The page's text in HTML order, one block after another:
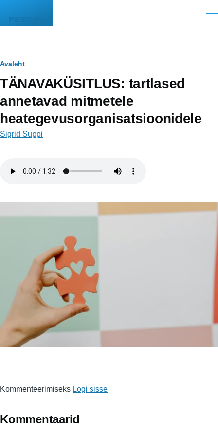
PEEGEL
Leivapuru
Avaleht
TÄNAVAKÜSITLUS: tartlased
annetavad mitmetele
heategevusorganisatsioonidele
Sigrid Suppi
Kommenteerimiseks Logi sisse
Kommentaarid